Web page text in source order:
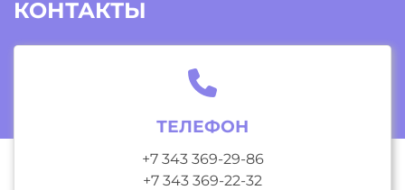
КОНТАКТЫ
ТЕЛЕФОН
+7 343 369-29-86
+7 343 369-22-32